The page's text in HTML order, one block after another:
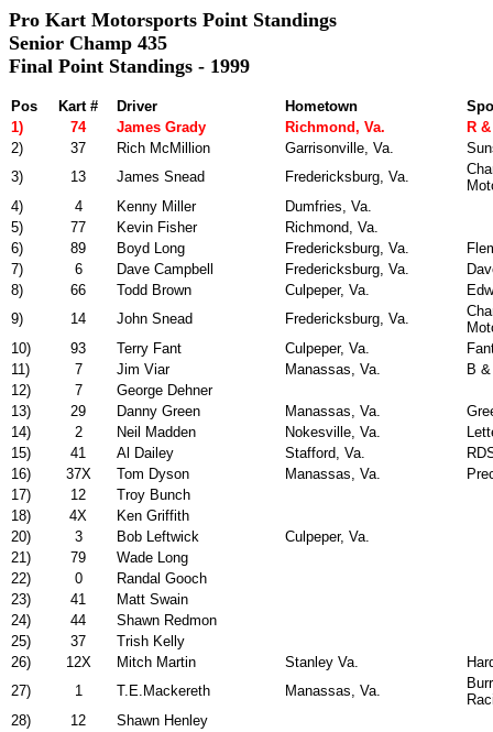
Pro Kart Motorsports Point Standings
Senior Champ 435
Final Point Standings - 1999
Pos Kart # Driver Hometown
1)
74 James Grady Richmond, Va.
R
2)
37 Rich McMillion Garrisonville, Va.
3)
13 James Snead Fredericksburg, Va.
4)
4 Kenny Miller
Dumfries, Va.
5)
77 Kevin Fisher
Richmond, Va.
6)
89 Boyd Long Fredericksburg, Va.
7)
6 Dave Campbell Fredericksburg, Va.
8)
66 Todd Brown Culpeper, Va.
9)
14 John Snead Fredericksburg, Va.
10)
93 Terry Fant Culpeper, Va.
11)
7 Jim Viar Manassas, Va.
B
12)
7
George Dehner
13)
29 Danny Green Manassas, Va.
14)
2 Neil Madden Nokesville, Va.
15)
41 Al Dailey Stafford, Va.
16)
37X Tom Dyson Manassas, Va.
17)
12
Troy Bunch
18)
4X
Ken Griffith
20)
3 Bob Leftwick
Culpeper, Va.
21)
79
Wade Long
22)
0
Randal Gooch
23)
41
Matt Swain
24)
44
Shawn Redmon
25)
37
Trish Kelly
26)
12X Mitch Martin Stanley Va.
27)
1 T.E.Mackereth Manassas, Va.
28)
12
Shawn Henley